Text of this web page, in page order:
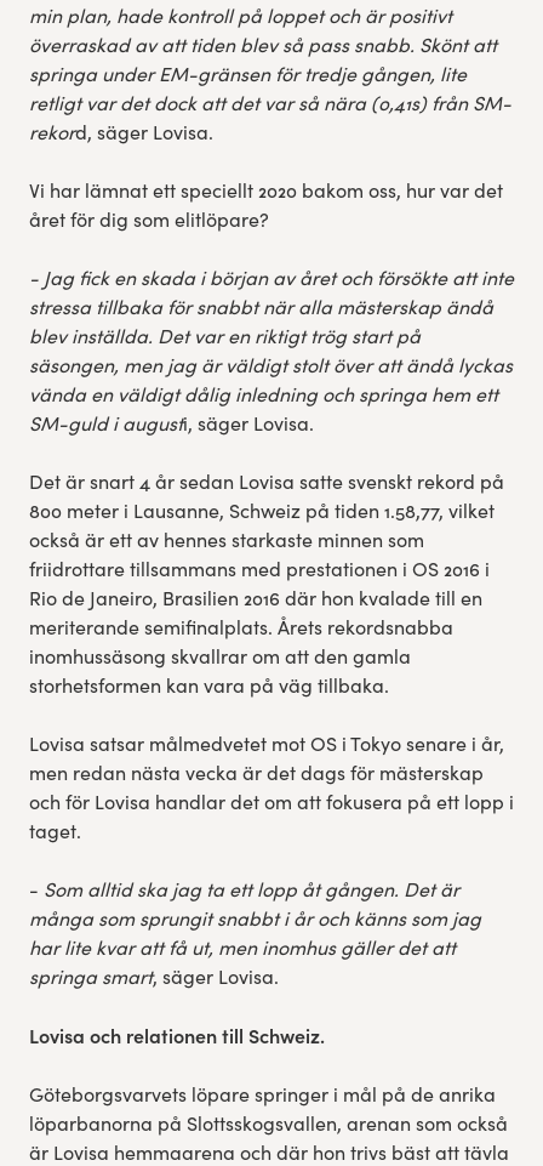
min plan, hade kontroll på loppet och är positivt
överraskad av att tiden blev så pass snabb. Skönt att
springa under EM-gränsen för tredje gången, lite
retligt var det dock att det var så nära (0,41s) från SM-
rekord, säger Lovisa.
Vi har lämnat ett speciellt 2020 bakom oss, hur var det
året för dig som elitlöpare?
- Jag fick en skada i början av året och försökte att inte
stressa tillbaka för snabbt när alla mästerskap ändå
blev inställda. Det var en riktigt trög start på
säsongen, men jag är väldigt stolt över att ändå lyckas
vända en väldigt dålig inledning och springa hem ett
SM-guld i augusti, säger Lovisa.
Det är snart 4 år sedan Lovisa satte svenskt rekord på
800 meter i Lausanne, Schweiz på tiden 1.58,77, vilket
också är ett av hennes starkaste minnen som
friidrottare tillsammans med prestationen i OS 2016 i
Rio de Janeiro, Brasilien 2016 där hon kvalade till en
meriterande semifinalplats. Årets rekordsnabba
inomhussäsong skvallrar om att den gamla
storhetsformen kan vara på väg tillbaka.
Lovisa satsar målmedvetet mot OS i Tokyo senare i år,
men redan nästa vecka är det dags för mästerskap
och för Lovisa handlar det om att fokusera på ett lopp i
taget.
- Som alltid ska jag ta ett lopp åt gången. Det är
många som sprungit snabbt i år och känns som jag
har lite kvar att få ut, men inomhus gäller det att
springa smart, säger Lovisa.
Lovisa och relationen till Schweiz.
Göteborgsvarvets löpare springer i mål på de anrika
löparbanorna på Slottsskogsvallen, arenan som också
är Lovisa hemmaarena och där hon trivs bäst att tävla